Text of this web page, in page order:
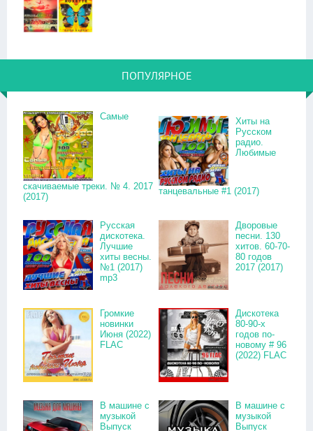
ПОПУЛЯРНОЕ
Самые
скачиваемые треки. № 4. 2017
(2017)
Хиты на
Русском
радио.
Любимые
танцевальные #1 (2017)
Русская
дискотека.
Лучшие
хиты весны.
№1 (2017)
mp3
Дворовые
песни. 130
хитов. 60-70-
80 годов
2017 (2017)
Громкие
новинки
Июня (2022)
FLAC
Дискотека
80-90-х
годов по-
новому # 96
(2022) FLAC
В машине с
музыкой
Выпуск
В машине с
музыкой
Выпуск